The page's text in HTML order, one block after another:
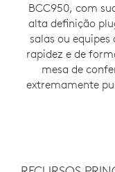
BCC950, com
alta definição
salas ou equipes
rapidez e de
mesa de
extremamente